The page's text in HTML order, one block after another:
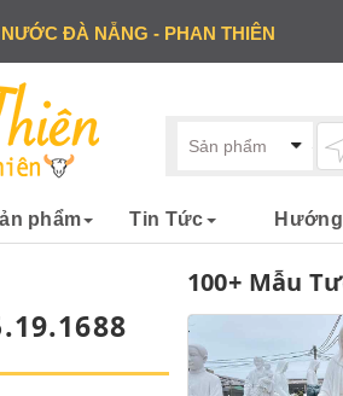
ĐÀ NẴNG - PHAN THIÊN
phẩm Tin Tức
100+ Mẫu